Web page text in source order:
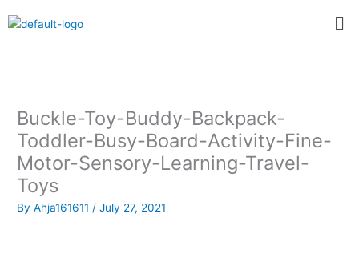
to
Buckle-Toy-Buddy-Backpack-
Toddler-Busy-Board-Activity-Fine-
Motor-Sensory-Learning-Travel-
Toys
ByAhja161611/July 27, 2021